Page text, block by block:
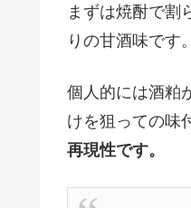
まずは焼酎で割
りの甘酒味です
個人的には酒粕
けを狙っての味
再現性です。